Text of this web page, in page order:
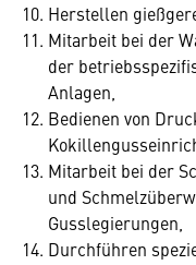
Herstellen
Mitarbeit bei der
der
Anlagen,
Bedienen von
Mitarbeit bei der
und
Gusslegierungen,
Durchführen